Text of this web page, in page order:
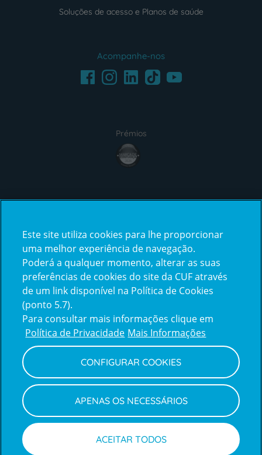
Soluções de acesso e Planos de saúde
Acompanhe-nos
FacebookInstagramLinkedInTikTokYoutube
Prémios
award4
certification2certification3
Reclamações
e
elogios
Policy
Política de Privacidade e Cookies
Termos e Condições
Declaração de Acessibilidade
Canal de Denúncias
Informações legais
Este site utiliza cookies para lhe proporcionar
uma melhor experiência de navegação.
Poderá a qualquer momento, alterar as suas
preferências de cookies do site da CUF através
de um link disponível na Política de Cookies
(ponto 5.7).
Para consultar mais informações clique em
Política de Privacidade Mais Informações
CONFIGURAR COOKIES
APENAS OS NECESSÁRIOS
ACEITAR TODOS